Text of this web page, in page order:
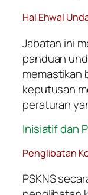
Hal Ehwal
Jabatan ini
panduan
memastikan
keputusan
peraturan
Inisiatif dan
Penglibatan
PSKNS